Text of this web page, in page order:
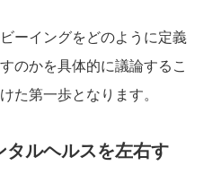
ーイングをどのように定義
のかを具体的に議論するこ
た第一歩となります。
タルヘルスを左右す